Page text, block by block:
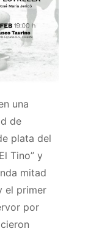
una
de
plata del
Tino” y
mitad
el primer
por